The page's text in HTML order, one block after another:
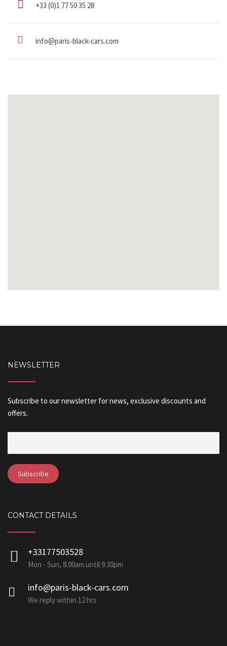
+33 (0)1 77 50 35 28
info@paris-black-cars.com
NEWSLETTER
Subscribe to our newsletter for news, exclusive discounts and
offers.
CONTACT DETAILS
+33177503528
Mon - Sun, 8.00am until 9.30pm
info@paris-black-cars.com
We reply within 12 hrs